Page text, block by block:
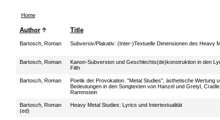
Home
Author Title
Bartosch, Roman Subversiv/Plakativ: (Inter-)Textuelle Dimensionen des Heavy
Bartosch, Roman
Kanon-Subversion und Geschlechts(de)konstruktion in den
Filth
Bartosch, Roman
Poetik der Provokation. ”Metal Studies”, ästhetische Wertung
Bedeutungen in den Songtexten von Hanzel und Gretyl,
Rammstein
Bartosch, Roman
(ed)
Heavy Metal Studies: Lyrics und Intertextualität